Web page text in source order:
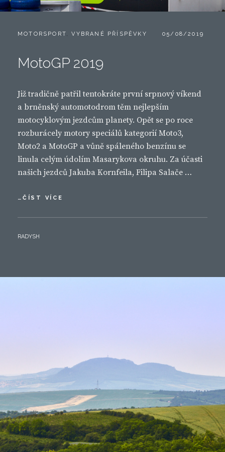
CATEGORIES:
MOTORSPORT,VYBRANÉ PŘÍSPĚVKY
POSTED
05/08/2019
MotoGP 2019
Již tradičně patřil tentokráte první srpnový víkend
a brněnský automotodrom těm nejlepším
motocyklovým jezdcům planety. Opět se po roce
rozburácely motory speciálů kategorií Moto3,
Moto2 a MotoGP a vůně spáleného benzínu se
linula celým údolím Masarykova okruhu. Za účasti
našich jezdců Jakuba Kornfeila, Filipa Salače …
…ČÍST VÍCE
BY
RADYSH